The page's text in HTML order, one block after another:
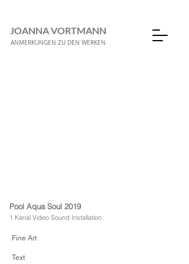
JOANNA VORTMANN
ANMERKUNGEN ZU DEN WERKEN
Pool Aqua Soul 2019
1 Kanal Video Sound Installation
Fine Art
Text